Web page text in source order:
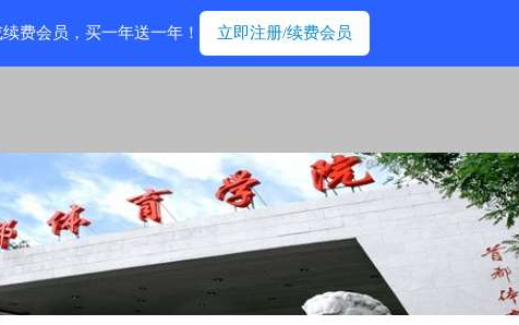
费会员，买一年送一年！ 立即注册/续费会员